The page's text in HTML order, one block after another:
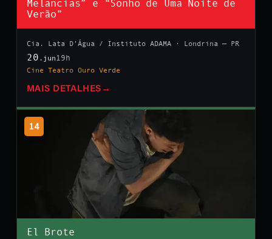
Melancias” e “Sonho de Uma Noite de
Verão”
Cia. Lata D’Água / Instituto ADAMA · Londrina — PR
20 .jun 19h
Cine Teatro Ouro Verde
MAIS DETALHES →
14
El Brote